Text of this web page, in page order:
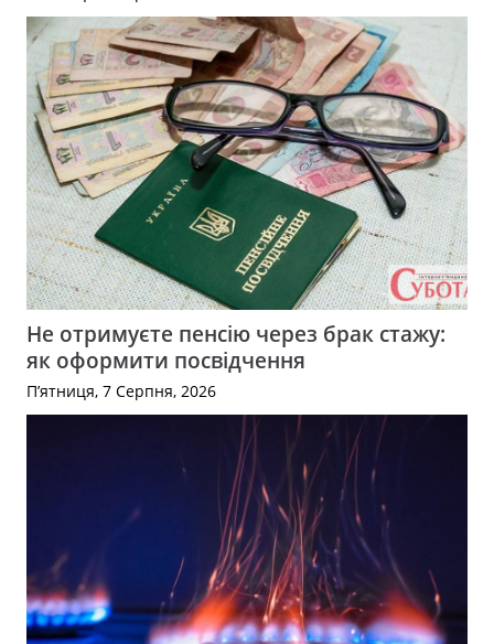
Не отримуєте пенсію через брак стажу:
як оформити посвідчення
П’ятниця, 7 Серпня, 2026